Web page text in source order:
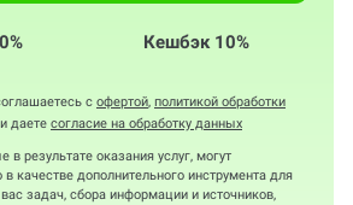
Кешбэк 10%
с офертой, политикой обработки
и даете согласие на обработку данных
результате оказания услуг, могут
в качестве дополнительного инструмента для
задач, сбора информации и источников,